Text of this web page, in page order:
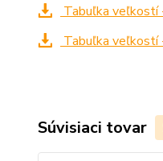
Tabuľka veľkostí
Tabuľka veľkostí
Súvisiaci tovar